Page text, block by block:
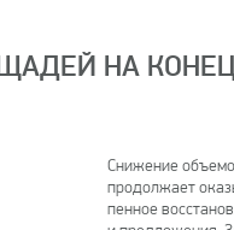
НА КОНЕЦ
Снижение
продолжает
пенное